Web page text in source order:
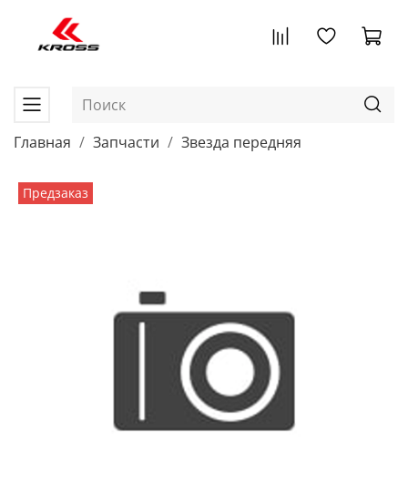
Главная Запчасти Звезда передняя
Предзаказ